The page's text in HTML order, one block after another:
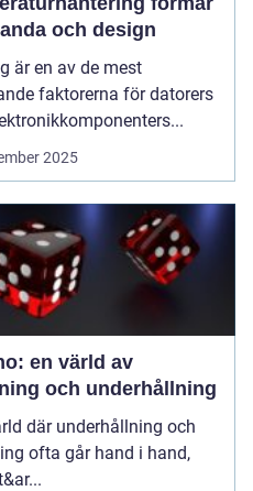
och design
är en av de mest
faktorerna för datorers
2025
en värld av
och underhållning
där underhållning och
ofta går hand i hand,